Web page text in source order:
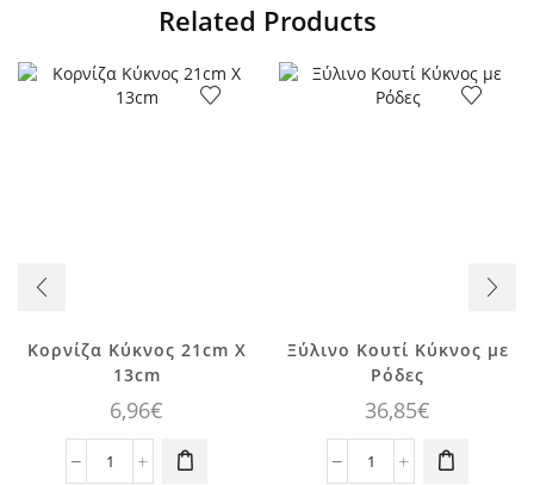
Related Products
Κορνίζα Κύκνος 21cm X
13cm
6,96€
Κορνίζα
Ξύλινο Κουτί Κύκνος με
Ρόδες
36,85€
Ξύλινο